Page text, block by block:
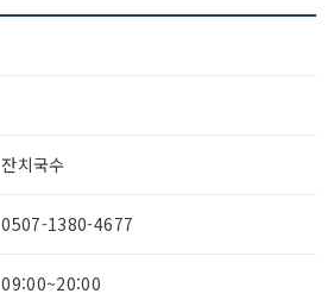
잔치국수
0507-1380-4677
09:00~20:00